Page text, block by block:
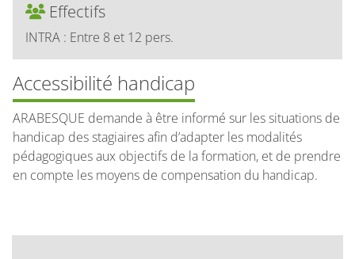
Effectifs
INTRA : Entre 8 et 12 pers.
Accessibilité handicap
ARABESQUE demande à être informé sur les situations de
handicap des stagiaires afin d’adapter les modalités
pédagogiques aux objectifs de la formation, et de prendre
en compte les moyens de compensation du handicap.